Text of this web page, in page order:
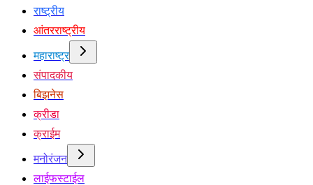
राष्ट्रीय
आंतरराष्ट्रीय
महाराष्ट्र
संपादकीय
बिझनेस
क्रीडा
क्राईम
मनोरंजन
लाईफस्टाईल